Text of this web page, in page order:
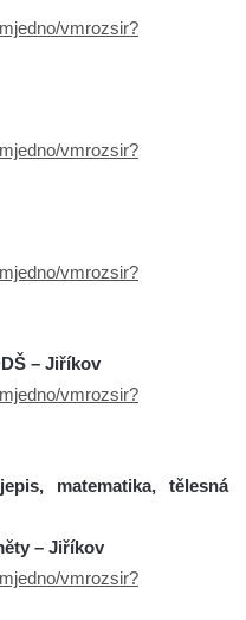
vmrozsir?
vmrozsir?
vmrozsir?
– Jiříkov
vmrozsir?
matematika, tělesná
– Jiříkov
vmrozsir?